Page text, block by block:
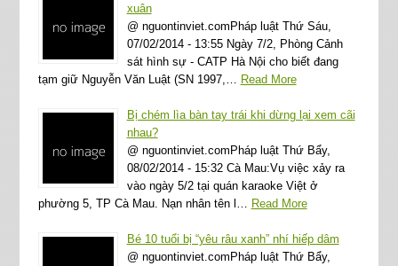
xuân
@ nguontinviet.comPháp luật Thứ Sáu,
07/02/2014 - 13:55 Ngày 7/2, Phòng Cảnh
sát hình sự - CATP Hà Nội cho biết đang
tạm giữ Nguyễn Văn Luật (SN 1997,…
Read More
Bị chém lìa bàn tay trái khi dừng lại xem cãi
nhau?
@ nguontinviet.comPháp luật Thứ Bẩy,
08/02/2014 - 15:32 Cà Mau:Vụ việc xảy ra
vào ngày 5/2 tại quán karaoke Việt ở
phường 5, TP Cà Mau. Nạn nhân tên l…
Read More
Bé 10 tuổi bị “yêu râu xanh” nhí hiếp dâm
@ nguontinviet.comPháp luật Thứ Bẩy,